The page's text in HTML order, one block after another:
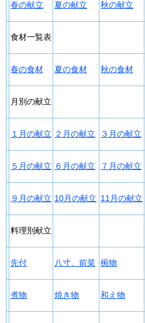
春の献立 夏の献立 秋の献立
食材一覧表
春の食材 夏の食材 秋の食材
月別の献立
１月の献立 ２月の献立 ３月の献立
５月の献立 ６月の献立 ７月の献立
９月の献立 10月の献立 11月の献立
料理別献立
先付 八寸、前菜 椀物
煮物 焼き物 和え物